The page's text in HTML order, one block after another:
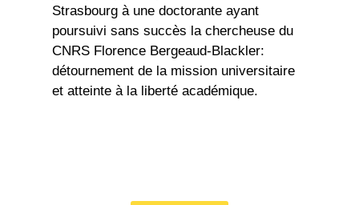
Strasbourg à une doctorante ayant
poursuivi sans succès la chercheuse du
CNRS Florence Bergeaud-Blackler:
détournement de la mission universitaire
et atteinte à la liberté académique.